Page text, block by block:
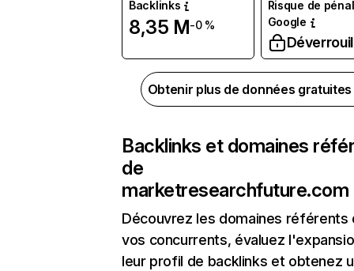
Backlinks
8,35 M-0 %
Risque de
Google
Obtenir plus de données
Backlinks et domaines
de
marketresearchfuture.com
Découvrez les domaines référents
vos concurrents, évaluez
leur profil de backlinks et obtenez